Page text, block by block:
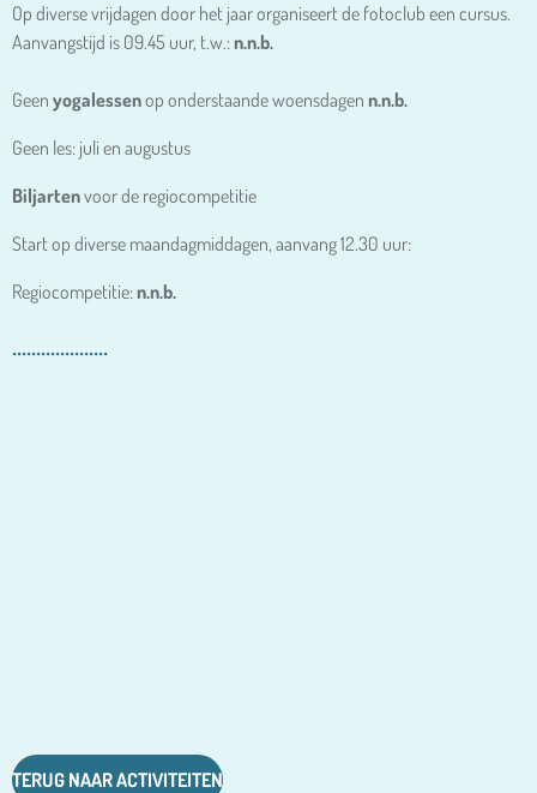
Op diverse vrijdagen door het jaar organiseert de fotoclub een cursus.
Aanvangstijd is 09.45 uur, t.w.:n.n.b.
Geen yogalessenop onderstaande woensdagen n.n.b.
Geen les: juli en augustus
Biljartenvoor de regiocompetitie
Start op diverse maandagmiddagen, aanvang 12.30 uur:
Regiocompetitie:n.n.b.
....................
TERUG NAAR ACTIVITEITEN